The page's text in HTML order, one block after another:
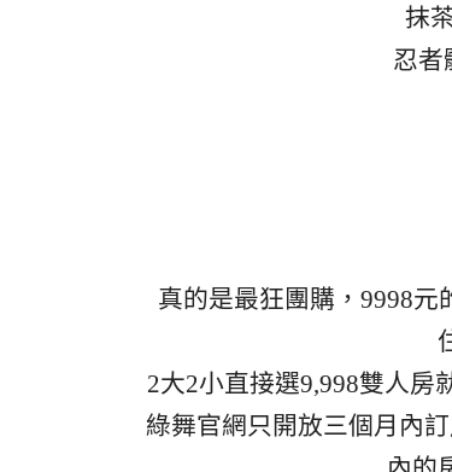
抹
忍者
真的是最狂團購，9998元
2大2小直接選9,998雙人房
綠舞官網只開放三個月內